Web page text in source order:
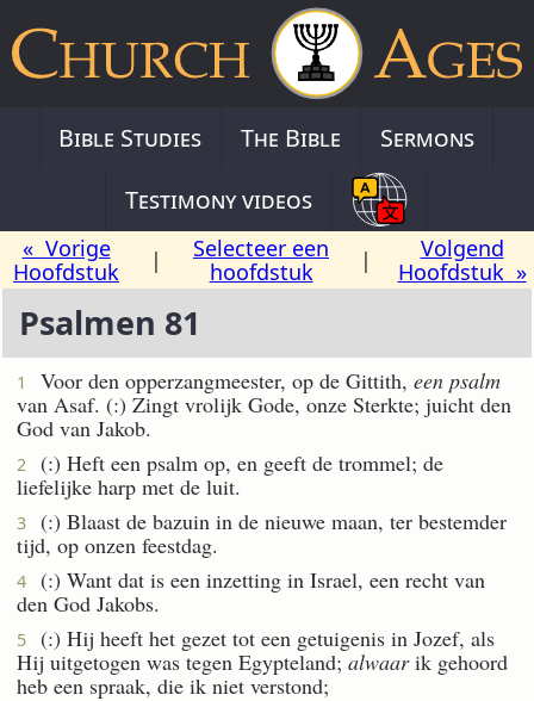
Bible Studies The Bible
Sermons
Testimony videos
« Vorige
Hoofdstuk
|
Selecteer een
hoofdstuk
|
Volgend
Hoofdstuk »
Psalmen 81
1 Voor den opperzangmeester, op de Gittith, een psalm
van Asaf. (:) Zingt vrolijk Gode, onze Sterkte; juicht den
God van Jakob.
2
(:) Heft een psalm op, en geeft de trommel; de
liefelijke harp met de luit.
3
(:) Blaast de bazuin in de nieuwe maan, ter bestemder
tijd, op onzen feestdag.
4
(:) Want dat is een inzetting in Israel, een recht van
den God Jakobs.
5
(:) Hij heeft het gezet tot een getuigenis in Jozef, als
Hij uitgetogen was tegen Egypteland; alwaarik gehoord
heb een spraak, die ik niet verstond;